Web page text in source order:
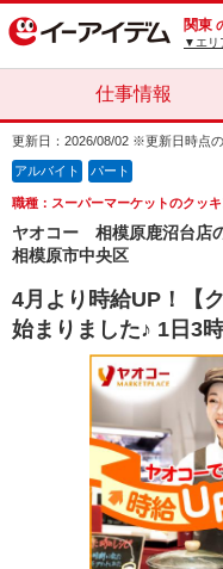
関東
▼エリ
仕事情報
更新日：2026/08/02 ※更新日時点
アルバイト パート
職種：スーパーマーケットのクッ
ヤオコー 相模原鹿沼台店
相模原市中央区
4月より時給UP！【
始まりました♪ 1日3